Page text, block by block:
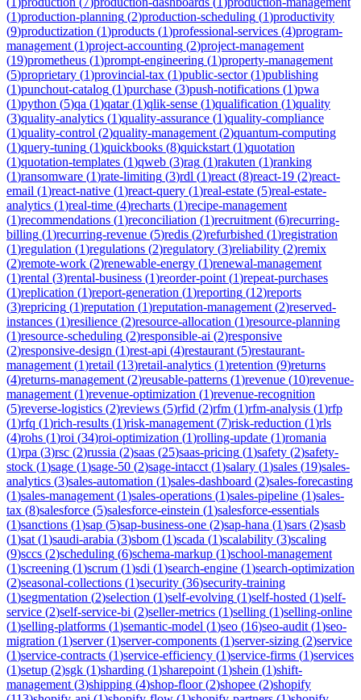
(1)production-planning (2)production-scheduling (1)productivity
(9)productization (1)products (1)professional-services (4)program-
management (1)project-accounting (2)project-management
(19)prometheus (1)prompt-engineering (1)property-management
(5)proprietary (1)provincial-tax (1)public-sector(1)publishing
(1)punchout-catalog (1)purchase (3)push-notifications (1)pwa
(1)python (5)qa (1)qatar(1)qlik-sense (1)qualification (1)quality
(3)quality-analytics (1)quality-assurance (1)quality-compliance
(1)quality-control (2)quality-management (2)quantum-computing
(1)query-tuning (1)quickbooks (8)quickstart (1)quotation
(1)quotation-templates (1)qweb (3)rag (1)rakuten (1)ranking
(1)ransomware (1)rate-limiting (3)rdl (1)react (8)react-19 (2)react-
email (1)react-native (1)react-query (1)real-estate (5)real-estate-
analytics (1)real-time (4)recharts (1)recipe-management
(1)recommendations (1)reconciliation (1)recruitment (6)recurring-
billing (1)recurring-revenue (5)redis (2)refurbished (1)registration
(1)regulation (1)regulations (2)regulatory (3)reliability (2)remix
(2)remote-work (2)renewable-energy (1)renewal-management
(1)rental (3)rental-business (1)reorder-point (1)repeat-purchases
(1)replication (1)report-generation (1)reporting (12)reports
(3)repricing (1)reputation (1)reputation-management (2)reserved-
instances (1)resilience (2)resource-allocation (1)resource-planning
(1)resource-scheduling (2)responsible-ai (2)responsive
(2)responsive-design (1)rest-api (4)restaurant (5)restaurant-
management (1)retail (13)retail-analytics (1)retention (9)returns
(4)returns-management (2)reusable-patterns (1)revenue (10)revenue-
management (1)revenue-optimization (1)revenue-recognition
(5)reverse-logistics (2)reviews (5)rfid (2)rfm (1)rfm-analysis (1)rfp
(1)rfq (1)rich-results (1)risk-management (7)risk-reduction (1)rls
(4)rohs (1)roi (34)roi-optimization (1)rolling-update (1)romania
(1)rpa (3)rsc (2)russia (2)saas (25)saas-pricing (1)safety (2)safety-
stock (1)sage (1)sage-50 (2)sage-intacct (1)salary (1)sales (19)sales-
analytics (3)sales-automation (1)sales-dashboard (2)sales-forecasting
(1)sales-management (1)sales-operations (1)sales-pipeline (1)sales-
tax (8)salesforce (5)salesforce-einstein (1)salesforce-essentials
(1)sanctions (1)sap (5)sap-business-one (2)sap-hana (1)sars (2)sasb
(1)sat (1)saudi-arabia (3)sbom (1)scada (1)scalability (3)scaling
(9)sccs (2)scheduling (6)schema-markup (1)school-management
(1)screening (1)scrum (1)sdi (1)search-engine (1)search-optimization
(2)seasonal-collections (1)security (36)security-training
(1)segmentation (2)selection (1)self-evolving (1)self-hosted (1)self-
service (2)self-service-bi (2)seller-metrics (1)selling (1)selling-online
(1)selling-platforms (1)semantic-model (1)seo (16)seo-audit (1)seo-
migration (1)server(1)server-components (1)server-sizing (2)service
(1)service-contracts (1)service-efficiency (1)service-firms (1)services
(1)setup (2)sgk (1)sharding (1)sharepoint (1)shein (1)shift-
management (3)shipping (4)shop-floor(2)shopee (2)shopify